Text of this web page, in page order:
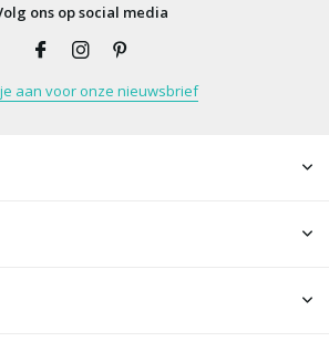
ons op social media
aan voor onze nieuwsbrief